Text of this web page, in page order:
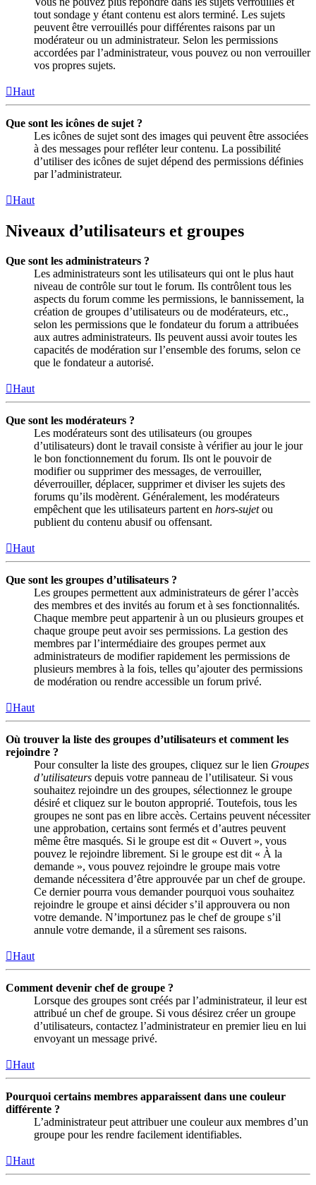
tout sondage y étant contenu est alors terminé. Les sujets
peuvent être verrouillés pour différentes raisons par un
modérateur ou un administrateur. Selon les permissions
accordées par l’administrateur, vous pouvez ou non verrouiller
vos propres sujets.
Haut
Que sont les icônes de sujet ?
Les icônes de sujet sont des images qui peuvent être associées
à des messages pour refléter leur contenu. La possibilité
d’utiliser des icônes de sujet dépend des permissions définies
par l’administrateur.
Haut
Niveaux d’utilisateurs et groupes
Que sont les administrateurs ?
Les administrateurs sont les utilisateurs qui ont le plus haut
niveau de contrôle sur tout le forum. Ils contrôlent tous les
aspects du forum comme les permissions, le bannissement, la
création de groupes d’utilisateurs ou de modérateurs, etc.,
selon les permissions que le fondateur du forum a attribuées
aux autres administrateurs. Ils peuvent aussi avoir toutes les
capacités de modération sur l’ensemble des forums, selon ce
que le fondateur a autorisé.
Haut
Que sont les modérateurs ?
Les modérateurs sont des utilisateurs (ou groupes
d’utilisateurs) dont le travail consiste à vérifier au jour le jour
le bon fonctionnement du forum. Ils ont le pouvoir de
modifier ou supprimer des messages, de verrouiller,
déverrouiller, déplacer, supprimer et diviser les sujets des
forums qu’ils modèrent. Généralement, les modérateurs
empêchent que les utilisateurs partent en hors-sujetou
publient du contenu abusif ou offensant.
Haut
Que sont les groupes d’utilisateurs ?
Les groupes permettent aux administrateurs de gérer l’accès
des membres et des invités au forum et à ses fonctionnalités.
Chaque membre peut appartenir à un ou plusieurs groupes et
chaque groupe peut avoir ses permissions. La gestion des
membres par l’intermédiaire des groupes permet aux
administrateurs de modifier rapidement les permissions de
plusieurs membres à la fois, telles qu’ajouter des permissions
de modération ou rendre accessible un forum privé.
Haut
Où trouver la liste des groupes d’utilisateurs et comment les
rejoindre ?
Pour consulter la liste des groupes, cliquez sur le lien Groupes
d’utilisateurs depuis votre panneau de l’utilisateur. Si vous
souhaitez rejoindre un des groupes, sélectionnez le groupe
désiré et cliquez sur le bouton approprié. Toutefois, tous les
groupes ne sont pas en libre accès. Certains peuvent nécessiter
une approbation, certains sont fermés et d’autres peuvent
même être masqués. Si le groupe est dit « Ouvert », vous
pouvez le rejoindre librement. Si le groupe est dit « À la
demande », vous pouvez rejoindre le groupe mais votre
demande nécessitera d’être approuvée par un chef de groupe.
Ce dernier pourra vous demander pourquoi vous souhaitez
rejoindre le groupe et ainsi décider s’il approuvera ou non
votre demande. N’importunez pas le chef de groupe s’il
annule votre demande, il a sûrement ses raisons.
Haut
Comment devenir chef de groupe ?
Lorsque des groupes sont créés par l’administrateur, il leur est
attribué un chef de groupe. Si vous désirez créer un groupe
d’utilisateurs, contactez l’administrateur en premier lieu en lui
envoyant un message privé.
Haut
Pourquoi certains membres apparaissent dans une couleur
différente ?
L’administrateur peut attribuer une couleur aux membres d’un
groupe pour les rendre facilement identifiables.
Haut